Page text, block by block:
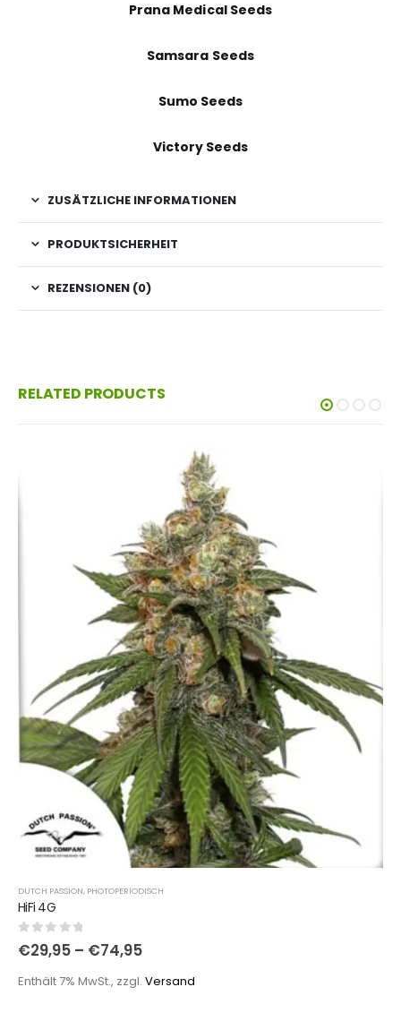
Prana Medical Seeds
Samsara Seeds
Sumo Seeds
Victory Seeds
ZUSÄTZLICHE INFORMATIONEN
PRODUKTSICHERHEIT
REZENSIONEN (0)
RELATED PRODUCTS
DUTCH PASSION, PHOTOPERIODISCH
HiFi 4G
0out of 5
€29,95 – €74,95
Enthält 7% MwSt., zzgl. Versand